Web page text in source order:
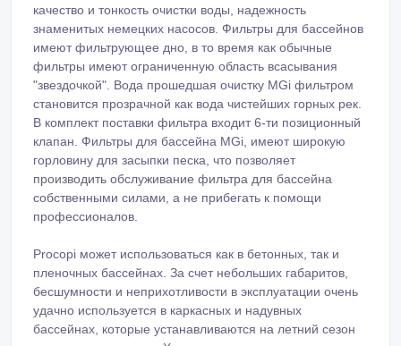
качество и тонкость очистки воды, надежность
знаменитых немецких насосов. Фильтры для бассейнов
имеют фильтрующее дно, в то время как обычные
фильтры имеют ограниченную область всасывания
"звездочкой". Вода прошедшая очистку MGi фильтром
становится прозрачной как вода чистейших горных рек.
В комплект поставки фильтра входит 6-ти позиционный
клапан. Фильтры для бассейна MGi, имеют широкую
горловину для засыпки песка, что позволяет
производить обслуживание фильтра для бассейна
собственными силами, а не прибегать к помощи
профессионалов.
Procopi может использоваться как в бетонных, так и
пленочных бассейнах. За счет небольших габаритов,
бесшумности и неприхотливости в эксплуатации очень
удачно используется в каркасных и надувных
бассейнах, которые устанавливаются на летний сезон